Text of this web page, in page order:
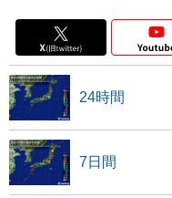
24時間
7日間